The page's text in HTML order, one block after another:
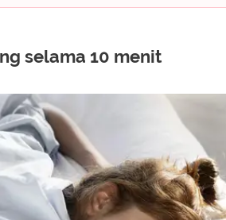
selama 10 menit